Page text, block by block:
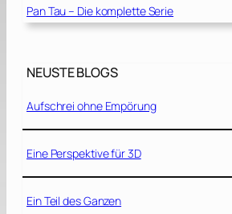
Pan Tau – Die komplette Serie
NEUSTE BLOGS
Aufschrei ohne Empörung
Eine Perspektive für 3D
Ein Teil des Ganzen